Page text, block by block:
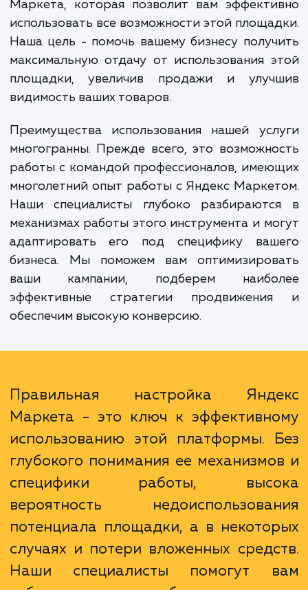
видимость их товаров среди
сложности в работе с инструментами
Маркета.
Мы предлагаем услугу по настройке
использовать все возможности этой
Наша цель - помочь вашему бизнесу
максимальную отдачу от использования
площадки, увеличив продажи и
видимость ваших товаров.
Преимущества использования нашей
многогранны. Прежде всего, это
работы с командой профессионалов,
многолетний опыт работы с Яндекс
механизмах работы этого инструмента и
бизнеса. Мы поможем вам
ваши кампании, подберем
эффективные стратегии
обеспечим высокую конверсию.
Правильная настройка
Маркета - это ключ к